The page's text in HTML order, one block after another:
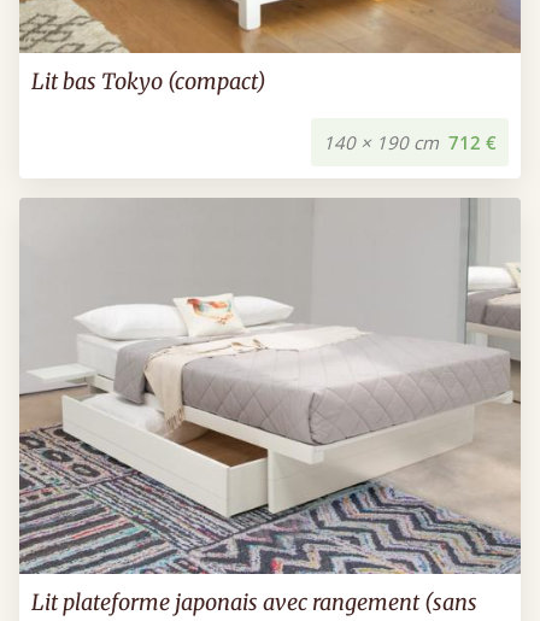
Lit bas Tokyo (compact)
140 × 190 cm 712 €
Lit plateforme japonais avec rangement (sans